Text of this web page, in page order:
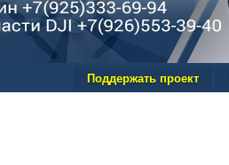
Поддержать проект